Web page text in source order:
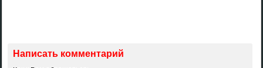
Написать комментарий